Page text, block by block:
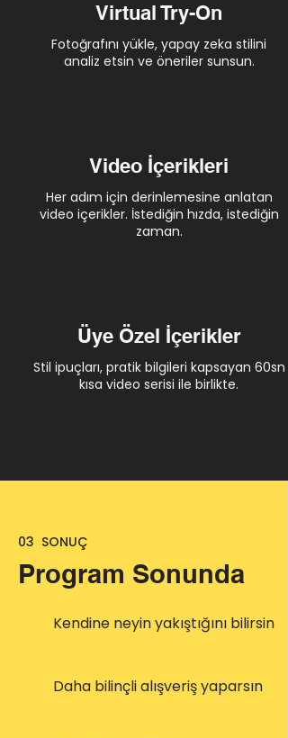
Virtual Try-On
Fotoğrafını yükle, yapay zeka stilini
analiz etsin ve öneriler sunsun.
Video İçerikleri
Her adım için derinlemesine anlatan
video içerikler. İstediğin hızda, istediğin
zaman.
Üye Özel İçerikler
Stil ipuçları, pratik bilgileri kapsayan 60sn
kısa video serisi ile birlikte.
03 SONUÇ
Program Sonunda
Kendine neyin yakıştığını bilirsin
Daha bilinçli alışveriş yaparsın